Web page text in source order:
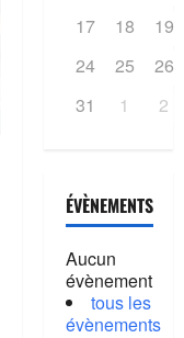
17
18
19
24
25
26
31
1 2
ÉVÈNEMENTS
Aucun
évènement
tous les
évènements